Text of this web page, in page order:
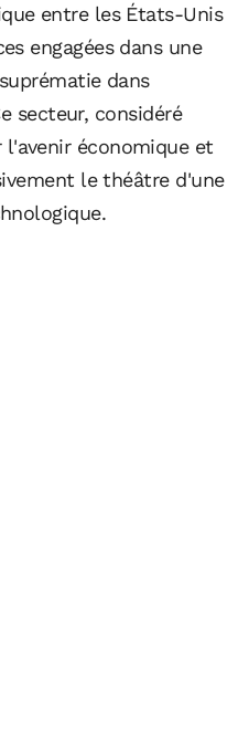
entre les États-Unis
engagées dans une
dans
secteur, considéré
économique et
le théâtre d'une